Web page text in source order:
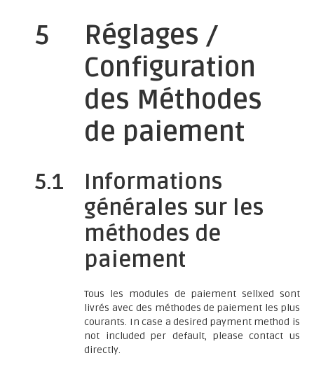
5
Réglages /
Configuration
des Méthodes
de paiement
5.1
Informations
générales sur les
méthodes de
paiement
Tous les modules de paiement sellxed sont
livrés avec des méthodes de paiement les plus
courants. In case a desired payment method is
not included per default, please contact us
directly.